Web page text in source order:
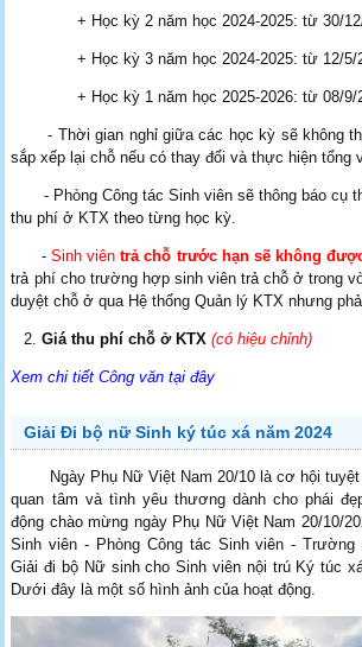
+ Học kỳ 2 năm học 2024-2025: từ 30/12/
+ Học kỳ 3 năm học 2024-2025: từ 12/5/
+ Học kỳ 1 năm học 2025-2026: từ 08/9/
- Thời gian nghỉ giữa các học kỳ sẽ không
sắp xếp lại chỗ nếu có thay đổi và thực hiện tổng
- Phòng Công tác Sinh viên sẽ thông báo cụ
thu phí ở KTX theo từng học kỳ.
- Sinh viêntrả chỗ trước hạn sẽ không
trả phí cho trường hợp sinh viên trả chỗ ở trong
duyệt chỗ ở qua Hệ thống Quản lý KTX nhưng
Giá thu phí chỗ ở KTX(có hiệu chỉnh)
Xem chi tiết Công văn tại đây
Giải Đi bộ nữ Sinh ký túc xá năm 2024
Ngày Phụ Nữ Việt Nam 20/10 là cơ hội tuyệt
quan tâm và tình yêu thương dành cho phái
động chào mừng ngày Phụ Nữ Việt Nam 20/10/
Sinh viên - Phòng Công tác Sinh viên -
Giải đi bộ Nữ sinh cho Sinh viên nội trú Ký túc
Dưới đây là một số hình ảnh của hoạt động.